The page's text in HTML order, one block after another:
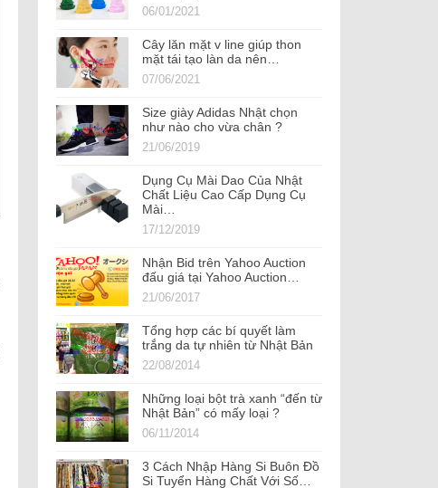
06/01/2021
Cây lăn mặt v line giúp thon
mặt tái tạo làn da nên…
07/06/2021
Size giày Adidas Nhật chọn
như nào cho vừa chân ?
21/06/2019
Dụng Cụ Mài Dao Của Nhật
Chất Liệu Cao Cấp Dụng Cụ
Mài…
17/12/2019
Nhận Bid trên Yahoo Auction
đấu giá tại Yahoo Auction…
21/06/2017
Tổng hợp các bí quyết làm
trắng da tự nhiên từ Nhật Bản
22/08/2014
Những loại bột trà xanh “đến từ
Nhật Bản” có mấy loại ?
06/11/2014
3 Cách Nhập Hàng Si Buôn Đồ
Si Tuyển Hàng Chất Với Số…